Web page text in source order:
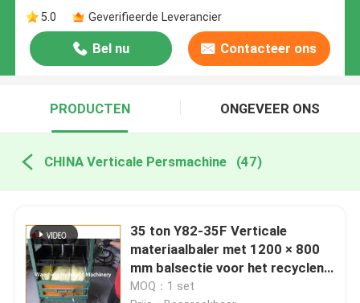
5.0
Geverifieerde Leverancier
Bel nu Contacteer ons
PRODUCTEN ONGEVEER ONS
CHINA Verticale Persmachine (47)
35 ton Y82-35F Verticale
materiaalbaler met 1200 × 800
mm balsectie voor het recyclen
van karton, plastic en licht afval
MOQ：1 set